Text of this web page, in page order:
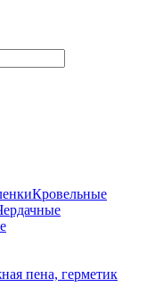
Кровельные
пена, герметик